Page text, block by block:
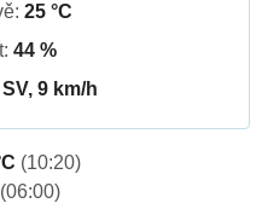
25 °C
44 %
SV, 9 km/h
(10:20)
(06:00)